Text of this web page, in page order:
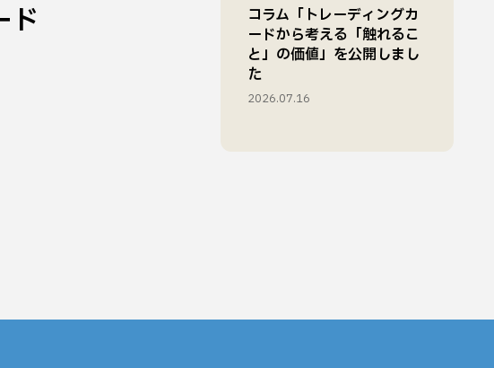
ド
コラム「トレーディングカ
ードから考える「触れるこ
と」の価値」を公開しまし
た
2026.07.16